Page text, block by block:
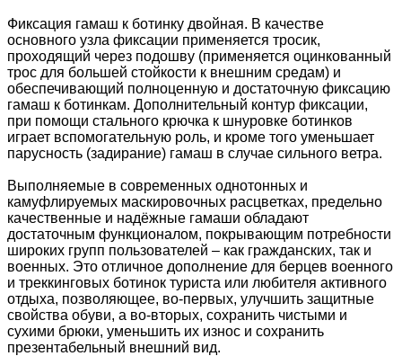
Фиксация гамаш к ботинку двойная. В качестве
основного узла фиксации применяется тросик,
проходящий через подошву (применяется оцинкованный
трос для большей стойкости к внешним средам) и
обеспечивающий полноценную и достаточную фиксацию
гамаш к ботинкам. Дополнительный контур фиксации,
при помощи стального крючка к шнуровке ботинков
играет вспомогательную роль, и кроме того уменьшает
парусность (задирание) гамаш в случае сильного ветра.
Выполняемые в современных однотонных и
камуфлируемых маскировочных расцветках, предельно
качественные и надёжные гамаши обладают
достаточным функционалом, покрывающим потребности
широких групп пользователей – как гражданских, так и
военных. Это отличное дополнение для берцев военного
и треккинговых ботинок туриста или любителя активного
отдыха, позволяющее, во-первых, улучшить защитные
свойства обуви, а во-вторых, сохранить чистыми и
сухими брюки, уменьшить их износ и сохранить
презентабельный внешний вид.